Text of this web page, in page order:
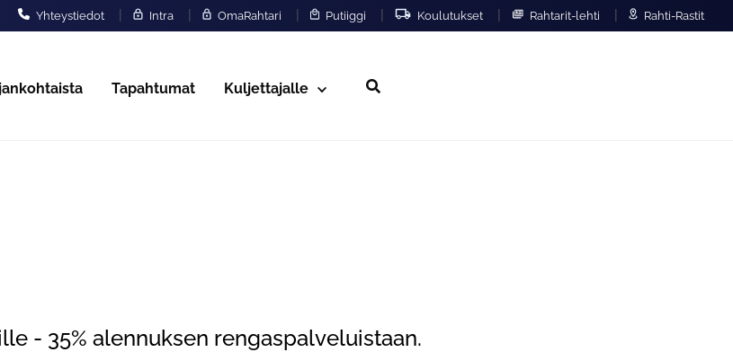
Tapahtumat Kuljettajalle Hae
Yhteystiedot | Intra | OmaRahtari | Putiiggi | Koulutukset | Rahtarit-lehti | Rahti-Rastit
- 35% alennuksen rengaspalveluistaan.